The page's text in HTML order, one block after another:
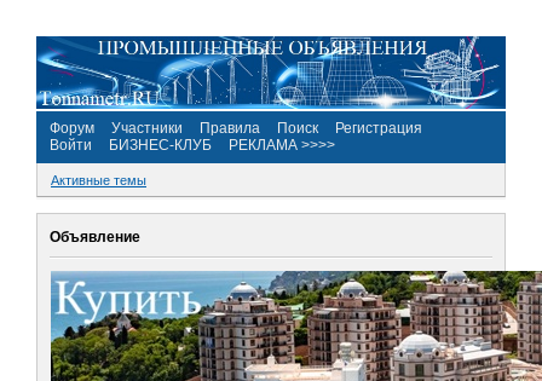
Форум Участники Правила Поиск
Регистрация
Войти
БИЗНЕС-КЛУБ РЕКЛАМА >>>>
Активные темы
Объявление